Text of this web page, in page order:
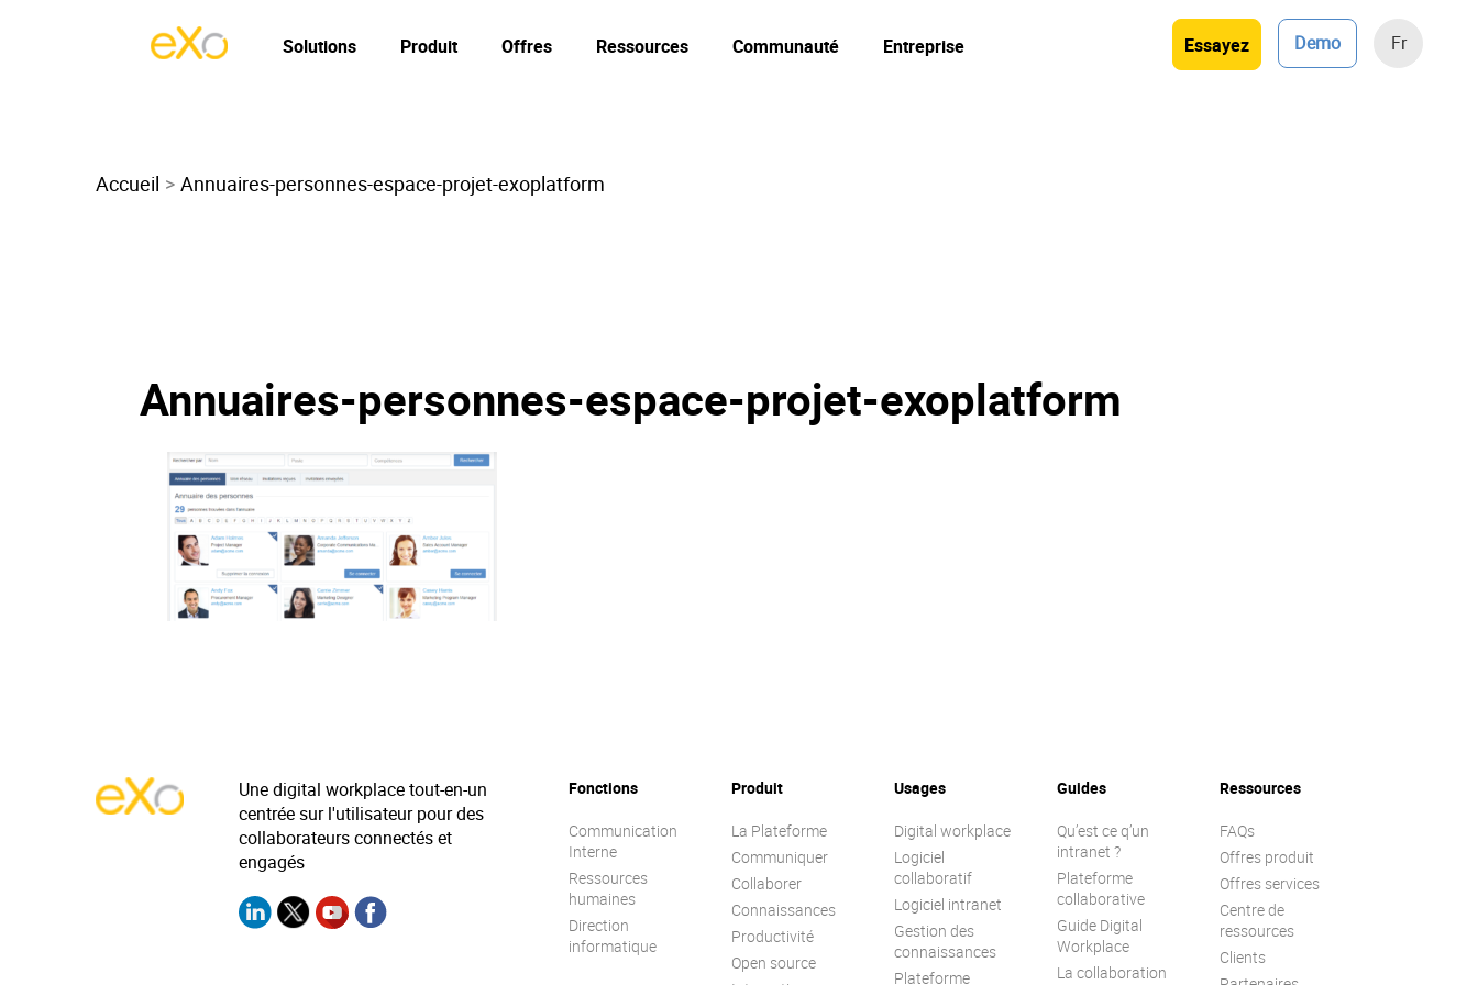
Essayez Demo Fr
Solutions Produit Offres Ressources Communauté Entreprise
Accueil Annuaires-personnes-espace-projet-exoplatform
Annuaires-personnes-espace-projet-exoplatform
Une digital workplace tout-en-un
centrée sur l'utilisateur pour des
collaborateurs connectés et
engagés
Fonctions
Communication
Interne
Ressources
humaines
Direction
informatique
Produit
La Plateforme
Communiquer
Collaborer
Connaissances
Productivité
Open source
Usages
Digital workplace
Logiciel
collaboratif
Logiciel intranet
Gestion des
connaissances
Plateforme
Guides
Qu’est ce q’un
intranet ?
Plateforme
collaborative
Guide Digital
Workplace
La collaboration
Ressources
FAQs
Offres produit
Offres services
Centre de
ressources
Clients